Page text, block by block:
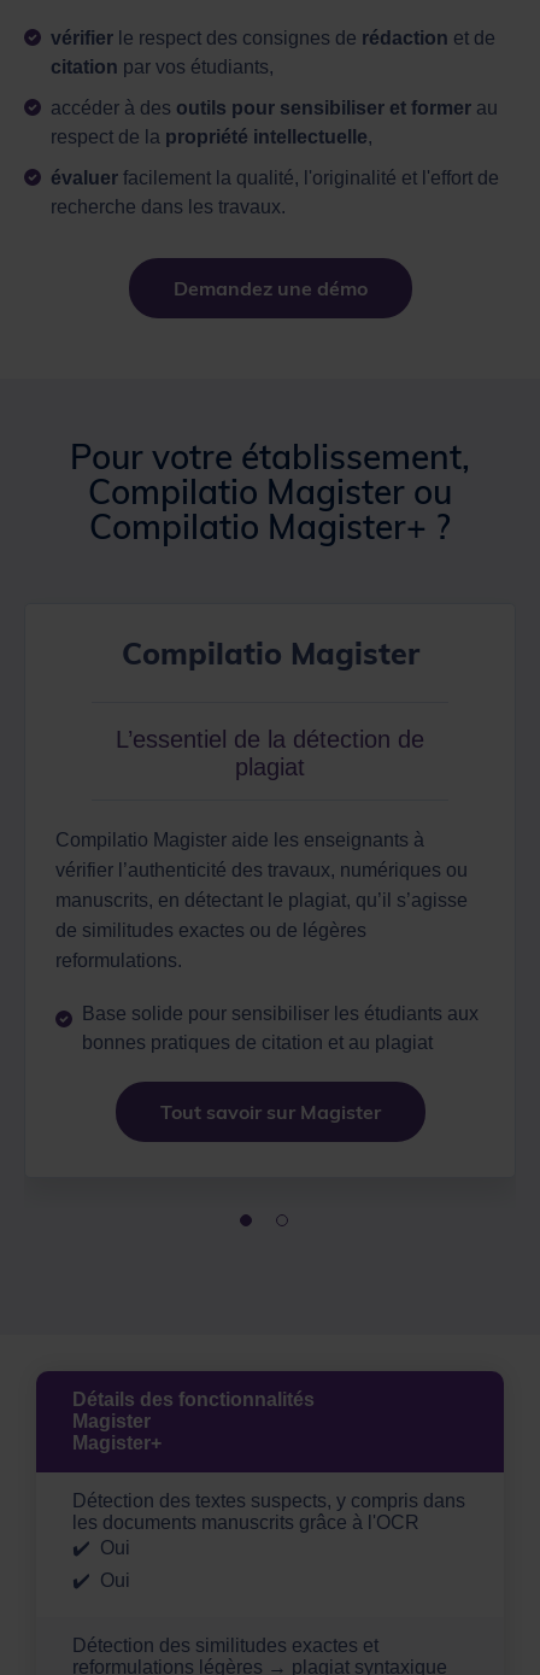
vérifier le respect des consignes de rédaction et de
citation par vos étudiants,
accéder à des outils pour sensibiliser et former au
respect de la propriété intellectuelle,
évaluer facilement la qualité, l'originalité et l'effort de
recherche dans les travaux.
Demandez une démo
Pour votre établissement,
Compilatio Magister ou
Compilatio Magister+ ?
Compilatio Magister
L’essentiel de la détection de
plagiat
Compilatio Magister aide les enseignants à
vérifier l’authenticité des travaux, numériques ou
manuscrits, en détectant le plagiat, qu’il s’agisse
de similitudes exactes ou de légères
reformulations.‎
Base solide pour sensibiliser les étudiants aux
bonnes pratiques de citation et au plagiat
Tout savoir sur Magister
Détails des fonctionnalités
Magister
Magister+
Détection des textes suspects, y compris dans
les documents manuscrits grâce à l'OCR
Oui
Oui
Détection des similitudes exactes et
reformulations légères → plagiat syntaxique